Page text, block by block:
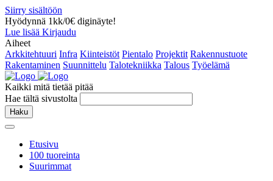
Siirry sisältöön
Hyödynnä 1kk/0€ diginäyte!
Lue lisää Kirjaudu
Aiheet
Arkkitehtuuri Infra Kiinteistöt Pientalo Projektit Rakennustuote
Rakentaminen Suunnittelu Talotekniikka Talous Työelämä
Kaikki mitä tietää pitää
Hae tältä sivustolta
Haku
Etusivu
100 tuoreinta
Suurimmat